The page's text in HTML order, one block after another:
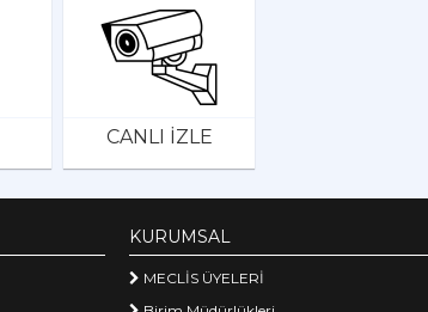
CANLI İZLE
KURUMSAL
MECLİS ÜYELERİ